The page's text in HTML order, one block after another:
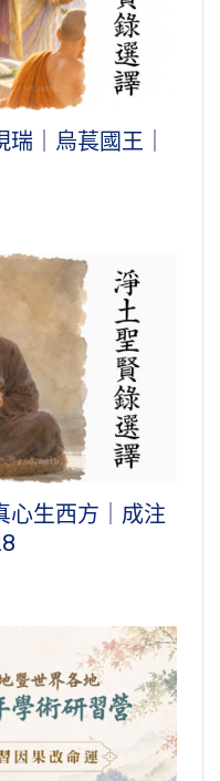
｜烏萇國王｜
心生西方｜成注